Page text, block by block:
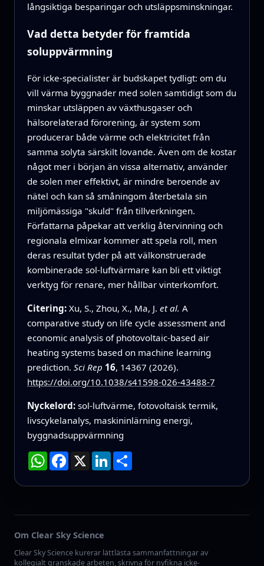
långsiktiga besparingar och utsläppsminskningar.
Vad detta betyder för framtida
soluppvärmning
För icke-specialister är budskapet tydligt: om du
vill värma byggnader med solen samtidigt som du
minskar utsläppen av växthusgaser och
hälsorelaterad förorening, är system som
producerar både värme och elektricitet från
samma solyta särskilt lovande. Även om de kostar
något mer i början än vissa alternativ, använder
de solen mer effektivt, är mindre beroende av
nätel och kan så småningom återbetala sin
miljömässiga "skuld" från tillverkningen.
Författarna påpekar att verklig återvinning och
regionala elmixar kommer att spela roll, men
deras resultat tyder på att välkonstruerade
kombinerade sol-luftvärmare kan bli ett viktigt
verktyg för renare, mer hållbar vinterkomfort.
Citering: Xu, S., Zhou, X., Ma, J. et al. A
comparative study on life cycle assessment and
economic analysis of photovoltaic-based air
heating systems based on machine learning
prediction. Sci Rep 16, 14367 (2026).
https://doi.org/10.1038/s41598-026-43488-7
Nyckelord: sol-luftvärme, fotovoltaisk termik,
livscykelanalys, maskininlärning energi,
byggnadsuppvärmning
WhatsApp
Facebook
X LinkedIn
Dela
Om Clear Sky Science
Clear Sky Science kurerar lättlästa sammanfattningar av
kollegialt granskade arbeten, skrivna för nyfikna icke-